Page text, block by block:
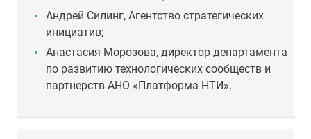
Андрей Силинг, Агентство стратегических
инициатив;
Анастасия Морозова, директор департамента
по развитию технологических сообществ и
партнерств АНО «Платформа НТИ».